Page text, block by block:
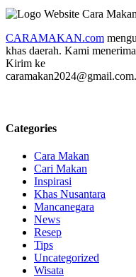
CARAMAKAN.com
khas daerah. Kami
Kirim ke
caramakan2024@gmail.com.
Categories
Cara Makan
Cari Makan
Inspirasi
Khas Nusantara
Mancanegara
News
Resep
Tips
Uncategorized
Wisata